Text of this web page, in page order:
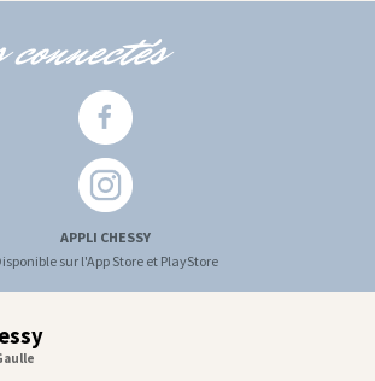
APPLI CHESSY
sur l'App Store et PlayStore